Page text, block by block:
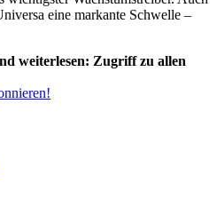
eine markante Schwelle –
weiterlesen: Zugriff zu allen